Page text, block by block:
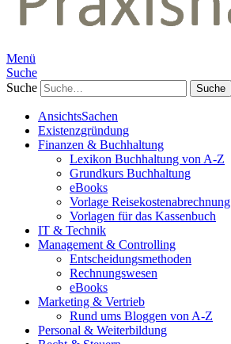
Menü
Suche
Suche
AnsichtsSachen
Existenzgründung
Finanzen & Buchhaltung
Lexikon Buchhaltung von A-Z
Grundkurs Buchhaltung
eBooks
Vorlage Reisekostenabrechnung
Vorlagen für das Kassenbuch
IT & Technik
Management & Controlling
Entscheidungsmethoden
Rechnungswesen
eBooks
Marketing & Vertrieb
Rund ums Bloggen von A-Z
Personal & Weiterbildung